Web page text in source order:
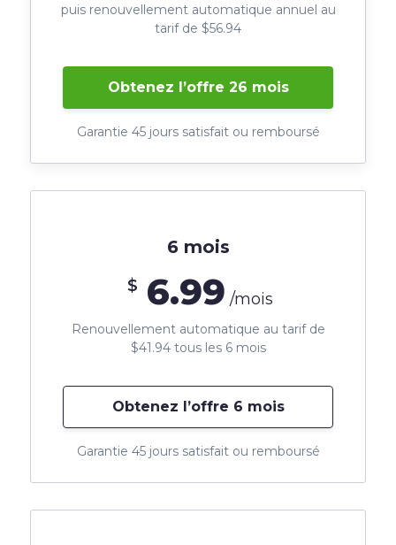
puis renouvellement automatique annuel au
tarif de $56.94
Obtenez l’offre 26 mois
Garantie 45 jours satisfait ou remboursé
6 mois
$ 6.99 /mois
Renouvellement automatique au tarif de
$41.94 tous les 6 mois
Obtenez l’offre 6 mois
Garantie 45 jours satisfait ou remboursé